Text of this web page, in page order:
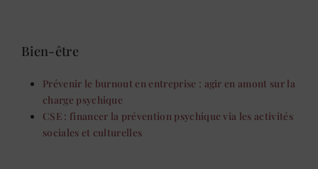
Bien-être
Prévenir le burnout en entreprise : agir en amont sur la
charge psychique
CSE : financer la prévention psychique via les activités
sociales et culturelles